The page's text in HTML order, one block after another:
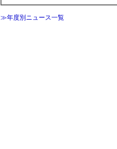
≫年度別ニュース一覧